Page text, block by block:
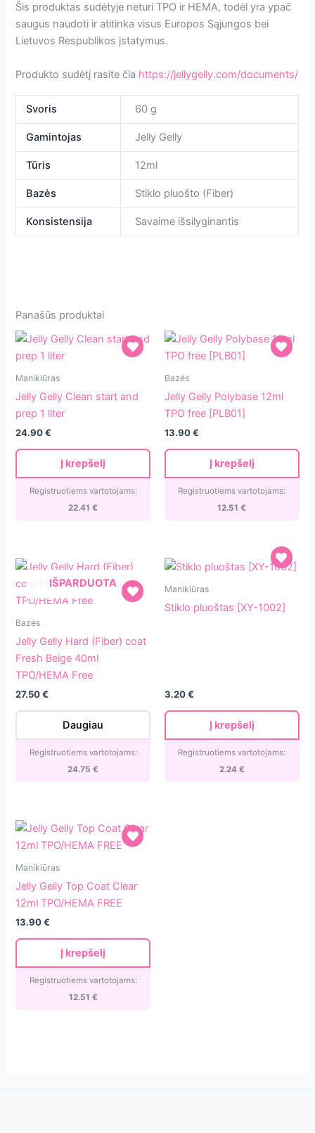
Šis produktas sudėtyje neturi TPO ir HEMA, todėl yra ypač
saugus naudoti ir atitinka visus Europos Sąjungos bei
Lietuvos Respublikos įstatymus.
Produkto sudėtį rasite čia https://jellygelly.com/documents/
Svoris 60 g
Gamintojas Jelly Gelly
Tūris 12ml
Bazės Stiklo pluošto (Fiber)
Konsistensija Savaime išsilyginantis
Panašūs produktai
Jelly
Clean
start
and
prep
liter
Manikiūras
Jelly Gelly Clean start and
prep 1 liter
24.90€
Į krepšelį
Registruotiems vartotojams:
22.41€
Jelly
Polybase
TPO
free
Bazės
Jelly Gelly Polybase 12ml
TPO free [PLB01]
13.90€
Į krepšelį
Registruotiems vartotojams:
12.51€
Jelly
Hard
coat
Fresh
TPO/HEMA
IŠPARDUOTA
Bazės
Jelly Gelly Hard (Fiber) coat
Fresh Beige 40ml
TPO/HEMA Free
27.50€
Daugiau
Registruotiems vartotojams:
24.75€
Stiklo
Manikiūras
Stiklo pluoštas [XY-1002]
3.20€
Į krepšelį
Registruotiems vartotojams:
2.24 €
Jelly
Top
Clear
12ml
TPO/HEMA
FREE
Manikiūras
Jelly Gelly Top Coat Clear
12ml TPO/HEMA FREE
13.90€
Į krepšelį
Registruotiems vartotojams:
12.51 €